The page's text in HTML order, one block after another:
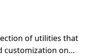
of utilities that
customization on